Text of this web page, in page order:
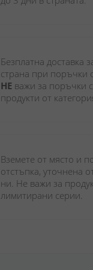
Безплатна доставка
НЕ важи за поръчки
продукти от
Вземете от място и
отстъпка, уточнена
ни. Не важи за
лимитирани серии.